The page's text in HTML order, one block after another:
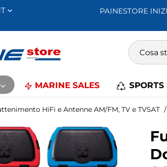
PAINESTORE
MARINE SALES SPORTS
HiFi e Antenne AM/FM, TV e TVSAT